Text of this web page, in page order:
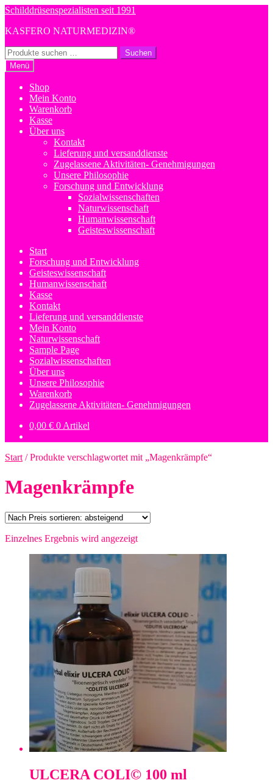
Zur
springen
Zum
springen
Schilddrüsenspezialisten seit 1991
KASFERO NATURMEDIZIN®
Suchen
nach:
Suchen
Menü
Shop
Mein Konto
Warenkorb
Kasse
Über uns
Kontakt
Lieferung und versanddienste
Zugelassene Aktivitäten- Genehmigungen
Unsere Philosophie
Forschung und Entwicklung
Sozialwissenschaften
Naturwissenschaft
Humanwissenschaft
Geisteswissenschaft
Start
Forschung und Entwicklung
Geisteswissenschaft
Humanwissenschaft
Kasse
Kontakt
Lieferung und versanddienste
Mein Konto
Naturwissenschaft
Sample Page
Sozialwissenschaften
Über uns
Unsere Philosophie
Warenkorb
Zugelassene Aktivitäten- Genehmigungen
0,00 € 0 Artikel
Start /Produkte verschlagwortet mit „Magenkrämpfe“
Magenkrämpfe
Einzelnes Ergebnis wird angezeigt
ULCERA COLI© 100 ml